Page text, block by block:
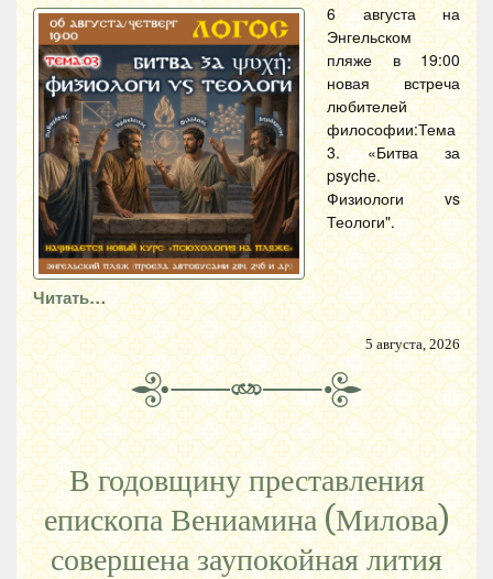
6 августа на
Энгельском
пляже в 19:00
новая встреча
любителей
философии:Тема
3. «Битва за
psyche.
Физиологи vs
Теологи".
Читать…
5 августа, 2026
В годовщину преставления
епископа Вениамина (Милова)
совершена заупокойная лития